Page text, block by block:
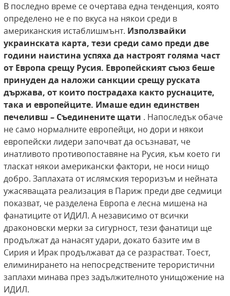
В последно време се очертава една тенденция, която
определено не е по вкуса на някои среди в
американския истаблишмънт. Използвайки
украинската карта, тези среди само преди две
години наистина успяха да настроят голяма част
от Европа срещу Русия. Европейският съюз беше
принуден да наложи санкции срещу руската
държава, от които пострадаха както руснаците,
така и европейците. Имаше един единствен
печеливш – Съединените щати . Напоследък обаче
не само нормалните европейци, но дори и някои
европейски лидери започват да осъзнават, че
инатливото противопоставяне на Русия, към което ги
тласкат някои американски фактори, не носи нищо
добро. Заплахата от ислямския тероризъм и нейната
ужасяващата реализация в Париж преди две седмици
показват, че разделена Европа е лесна мишена на
фанатиците от ИДИЛ. А независимо от всички
драконовски мерки за сигурност, тези фанатици ще
продължат да нанасят удари, докато базите им в
Сирия и Ирак продължават да се разрастват. Тоест,
елиминирането на непосредствените терористични
заплахи минава през задължителното унищожение на
ИДИЛ.